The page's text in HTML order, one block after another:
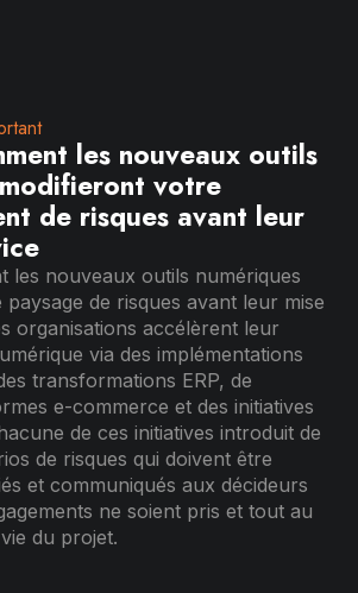
les nouveaux outils
votre
de risques avant leur
les nouveaux outils numériques
de risques avant leur mise
organisations accélèrent leur
via des implémentations
transformations ERP, de
e-commerce et des initiatives
de ces initiatives introduit de
de risques qui doivent être
et communiqués aux décideurs
ne soient pris et tout au
du projet.